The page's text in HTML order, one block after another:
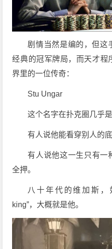
剧情当然是编的，但这
经典的冠军牌局，而天才程
界里的一位传奇：
Stu Ungar
这个名字在扑克圈几乎
有人说他能看穿别人的底
有人说他这一生只有
全押。
八十年代的维加斯，
king”，大概就是他。